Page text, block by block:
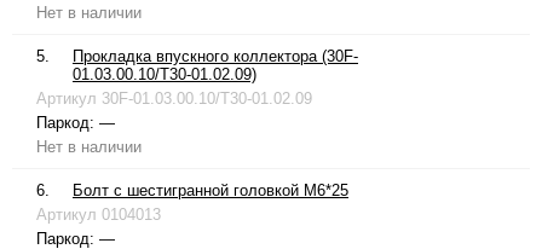
Нет в наличии
5.
Прокладка впускного коллектора (30F-
01.03.00.10/T30-01.02.09)
Артикул 30F-01.03.00.10/T30-01.02.09
Паркод: —
Нет в наличии
6.
Болт с шестигранной головкой М6*25
Артикул 0104013
Паркод: —